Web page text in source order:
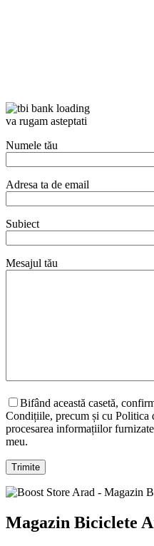
va rugam asteptati
Numele tău
Adresa ta de email
Subiect
Mesajul tău
Bifând această casetă,
Condițiile, precum și cu Politica
procesarea informațiilor
meu.
Magazin Biciclete